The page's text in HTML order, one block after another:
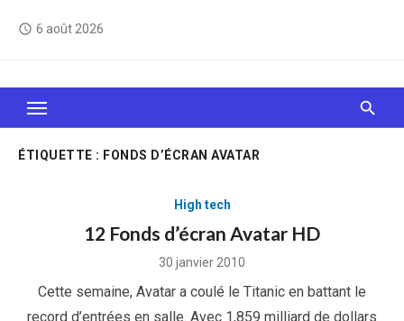
access_time 6 août 2026
Le Web, c'est comme une boîte de chocolats… On
sait jamais sur quoi on va tomber !
ÉTIQUETTE : FONDS D’ÉCRAN AVATAR
High tech
12 Fonds d’écran Avatar HD
Posted
30 janvier 2010
Cette semaine, Avatar a coulé le Titanic en battant le
record d’entrées en salle. Avec 1,859 milliard de dollars